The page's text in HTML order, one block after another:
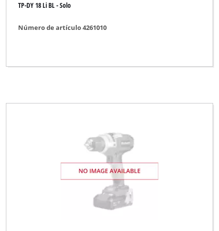
Einhell Expert Plus
Einhell Professional
Borrar todos los filtros
TP-DY 18 Li BL - Solo
Número de artículo 4261010